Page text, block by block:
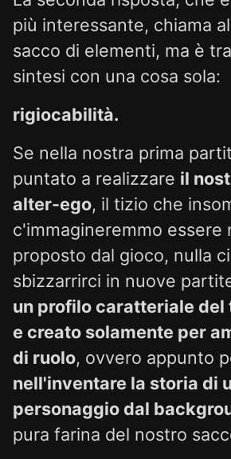
più interessante, chiama
sacco di elementi, ma è
sintesi con una cosa sola:
rigiocabilità.
Se nella nostra prima
puntato a realizzare il
alter-ego, il tizio che
c'immagineremmo essere
proposto dal gioco, nulla
sbizzarrirci in nuove
un profilo caratteriale
e creato solamente per
di ruolo, ovvero appunto
nell'inventare la storia di
personaggio dal
pura farina del nostro